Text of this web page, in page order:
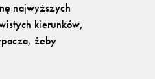
najwyższych
kierunków,
żeby